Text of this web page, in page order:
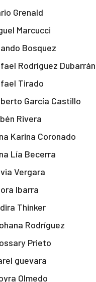
Grenald
Marcucci
Bosquez
Rodríguez Dubarrán
Tirado
García Castillo
Rivera
Karina Coronado
Lía Becerra
Vergara
Ibarra
Thinker
Rodríguez
Prieto
guevara
Olmedo